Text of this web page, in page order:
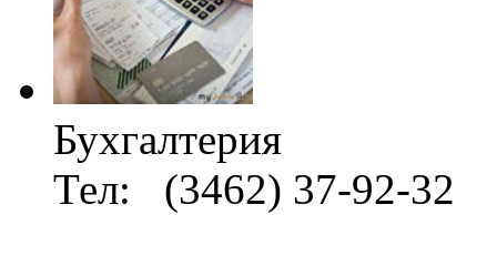
Бухгалтерия
Тел: (3462) 37-92-32